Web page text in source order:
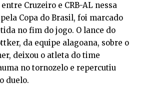
Cruzeiro e CRB-AL nessa
Copa do Brasil, foi marcado
no fim do jogo. O lance do
da equipe alagoana, sobre o
deixou o atleta do time
no tornozelo e repercutiu
duelo.